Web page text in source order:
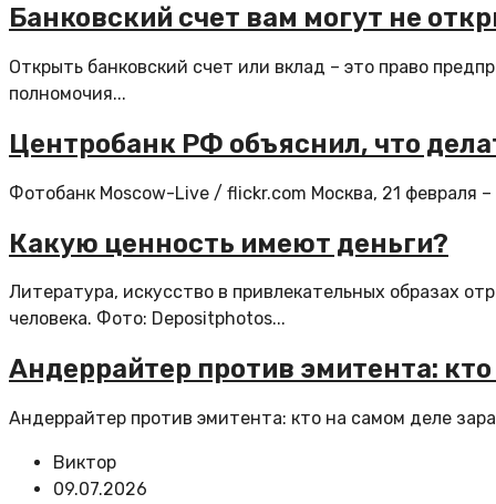
Банковский счет вам могут не
Открыть банковский счет или вклад – это право
полномочия...
Центробанк РФ объяснил, что
Фотобанк Moscow-Live / flickr.com Москва, 21 февраля
Какую ценность имеют деньги?
Литература, искусство в привлекательных образах
человека. Фото: Depositphotos...
Андеррайтер против эмитента:
Андеррайтер против эмитента: кто на самом деле
Виктор
09.07.2026